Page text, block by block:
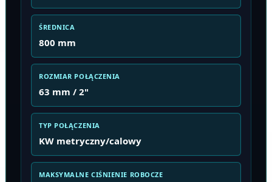
ŚREDNICA
800 mm
ROZMIAR POŁĄCZENIA
63 mm / 2"
TYP POŁĄCZENIA
KW metryczny/calowy
MAKSYMALNE CIŚNIENIE ROBOCZE